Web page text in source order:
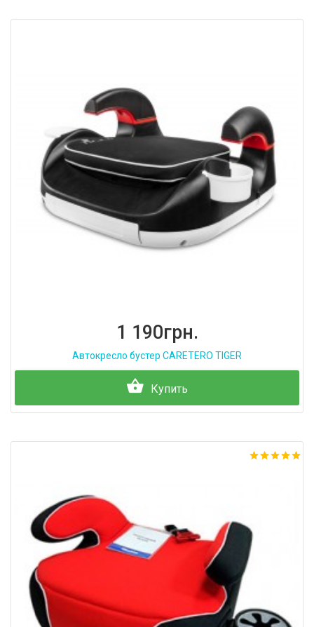
1 190грн.
Автокресло бустер CARETERO TIGER
Купить